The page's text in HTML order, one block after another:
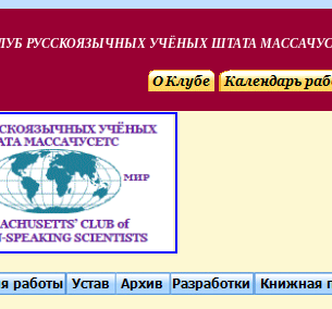
РУССКОЯЗЫЧНЫХ УЧЁНЫХ ШТАТА